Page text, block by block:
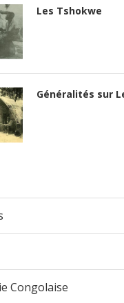
Les Tshokwe
Généralités sur
Congolaise